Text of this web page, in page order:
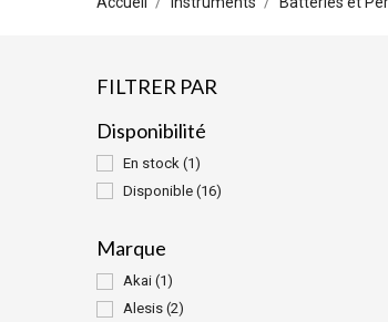
FILTRER PAR
Disponibilité
En stock (1)
Disponible (16)
Marque
Akai (1)
Alesis (2)